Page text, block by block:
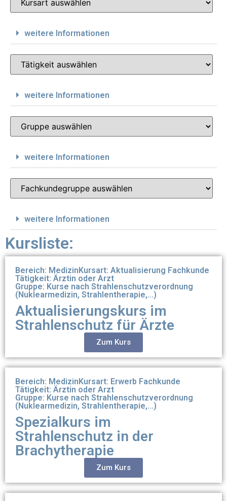
weitere Informationen
weitere Informationen
weitere Informationen
weitere Informationen
Kursliste:
Bereich: MedizinKursart: Aktualisierung Fachkunde
Tätigkeit: Ärztin oder Arzt
Gruppe: Kurse nach Strahlenschutzverordnung
(Nuklearmedizin, Strahlentherapie,...)
Aktualisierungskurs im
Strahlenschutz für Ärzte
Zum Kurs
Bereich: MedizinKursart: Erwerb Fachkunde
Tätigkeit: Ärztin oder Arzt
Gruppe: Kurse nach Strahlenschutzverordnung
(Nuklearmedizin, Strahlentherapie,...)
Spezialkurs im
Strahlenschutz in der
Brachytherapie
Zum Kurs